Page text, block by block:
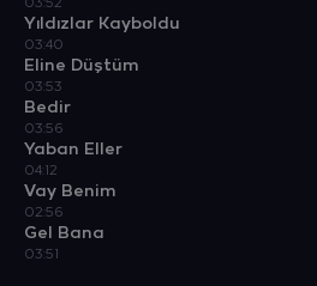
Yıldızlar Kayboldu
03:40
Eline Düştüm
03:53
Bedir
03:56
Yaban Eller
04:12
Vay Benim
02:56
Gel Bana
03:51